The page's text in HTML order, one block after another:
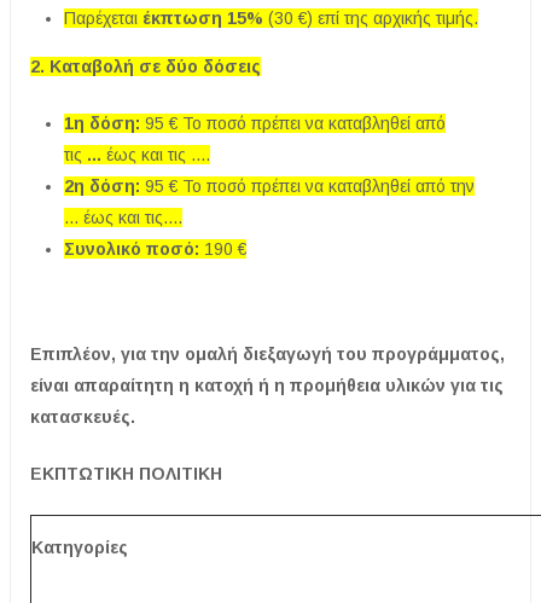
Παρέχεται έκπτωση 15% (30 €) επί της αρχικής τιμής.
2. Καταβολή σε δύο δόσεις
1η δόση: 95 € Το ποσό πρέπει να καταβληθεί από
τις ... έως και τις ....
2η δόση: 95 € Το ποσό πρέπει να καταβληθεί από την
... έως και τις....
Συνολικό ποσό: 190 €
Επιπλέον, για την ομαλή διεξαγωγή του προγράμματος,
είναι απαραίτητη η κατοχή ή η προμήθεια υλικών για τις
κατασκευές.
ΕΚΠΤΩΤΙΚΗ ΠΟΛΙΤΙΚΗ
Κατηγορίες